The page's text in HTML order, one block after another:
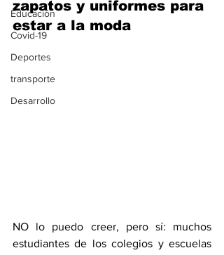
Educación
Covid-19
Deportes
transporte
Desarrollo
zapatos y uniformes para
estar a la moda
NO lo puedo creer, pero sí: muchos
estudiantes de los colegios y escuelas